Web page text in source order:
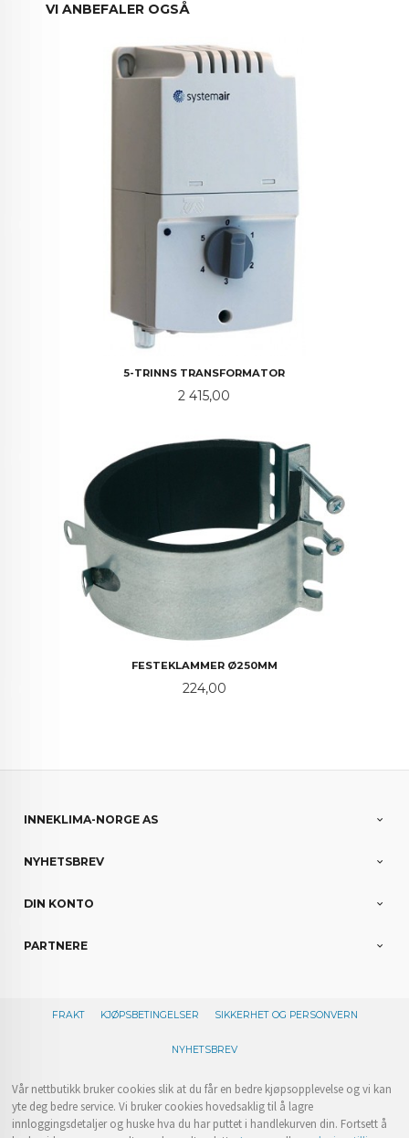
VI ANBEFALER OGSÅ
5-TRINNS TRANSFORMATOR
Pris
2 415,00
FESTEKLAMMER Ø250MM
Pris
224,00
INNEKLIMA-NORGE AS
NYHETSBREV
DIN KONTO
PARTNERE
FRAKT KJØPSBETINGELSER SIKKERHET OG PERSONVERN
NYHETSBREV
Vår nettbutikk bruker cookies slik at du får en bedre kjøpsopplevelse og vi kan
yte deg bedre service. Vi bruker cookies hovedsaklig til å lagre
innloggingsdetaljer og huske hva du har puttet i handlekurven din. Fortsett å